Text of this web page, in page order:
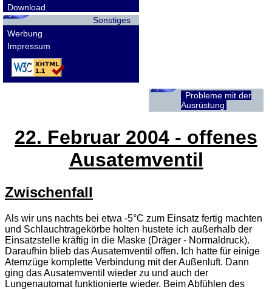
Download
Sonstiges
Werbung
Impressum
Probleme mit der
Ausrüstung
22. Februar 2004 - offenes
Ausatemventil
Zwischenfall
Als wir uns nachts bei etwa -5°C zum Einsatz fertig machten
und Schlauchtragekörbe holten hustete ich außerhalb der
Einsatzstelle kräftig in die Maske (Dräger - Normaldruck).
Daraufhin blieb das Ausatemventil offen. Ich hatte für einige
Atemzüge komplette Verbindung mit der Außenluft. Dann
ging das Ausatemventil wieder zu und auch der
Lungenautomat funktionierte wieder. Beim Abfühlen des